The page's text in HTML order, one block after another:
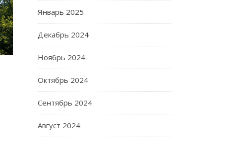
Январь 2025
Декабрь 2024
Ноябрь 2024
Октябрь 2024
Сентябрь 2024
Август 2024